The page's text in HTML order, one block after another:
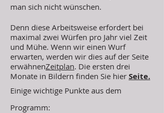
man sich nicht wünschen.
Denn diese Arbeitsweise erfordert bei
maximal zwei Würfen pro Jahr viel Zeit
und Mühe. Wenn wir einen Wurf
erwarten, werden wir dies auf der Seite
erwähnenZeitplan. Die ersten drei
Monate in Bildern finden Sie hier Seite.
Einige wichtige Punkte aus dem
Programm: